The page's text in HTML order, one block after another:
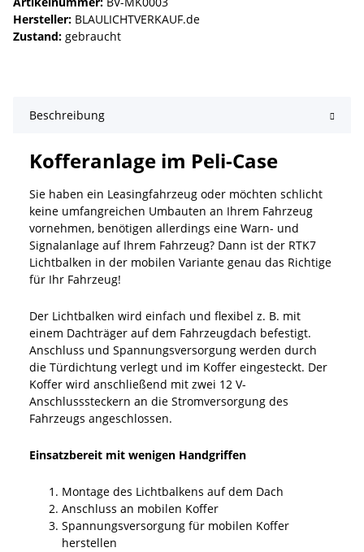
Hersteller: BLAULICHTVERKAUF.de
Zustand: gebraucht
Beschreibung
Kofferanlage im Peli-Case
Sie haben ein Leasingfahrzeug oder möchten schlicht
keine umfangreichen Umbauten an Ihrem Fahrzeug
vornehmen, benötigen allerdings eine Warn- und
Signalanlage auf Ihrem Fahrzeug? Dann ist der RTK7
Lichtbalken in der mobilen Variante genau das Richtige
für Ihr Fahrzeug!
Der Lichtbalken wird einfach und flexibel z. B. mit
einem Dachträger auf dem Fahrzeugdach befestigt.
Anschluss und Spannungsversorgung werden durch
die Türdichtung verlegt und im Koffer eingesteckt. Der
Koffer wird anschließend mit zwei 12 V-
Anschlusssteckern an die Stromversorgung des
Fahrzeugs angeschlossen.
Einsatzbereit mit wenigen Handgriffen
Montage des Lichtbalkens auf dem Dach
Anschluss an mobilen Koffer
Spannungsversorgung für mobilen Koffer
herstellen